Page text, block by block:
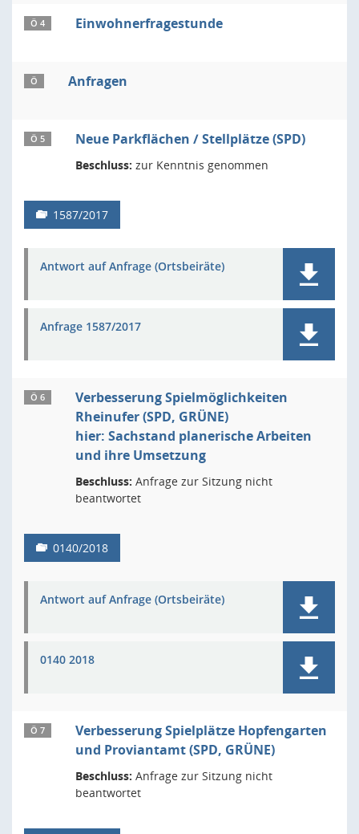
Ö 4 Einwohnerfragestunde
Ö Anfragen
Ö 5 Neue Parkflächen / Stellplätze (SPD)
Beschluss: zur Kenntnis genommen
1587/2017
Antwort auf Anfrage (Ortsbeiräte)
Anfrage 1587/2017
Ö 6
Verbesserung Spielmöglichkeiten
Rheinufer (SPD, GRÜNE)
hier: Sachstand planerische Arbeiten
und ihre Umsetzung
Beschluss: Anfrage zur Sitzung nicht
beantwortet
0140/2018
Antwort auf Anfrage (Ortsbeiräte)
0140 2018
Ö 7
Verbesserung Spielplätze Hopfengarten
und Proviantamt (SPD, GRÜNE)
Beschluss: Anfrage zur Sitzung nicht
beantwortet